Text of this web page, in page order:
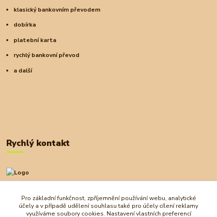
klasický bankovním převodem
dobírka
platební karta
rychlý bankovní převod
a další
Rychlý kontakt
+420 727 972 830
obchod@ostrovherahlavolamu.cz
Pro základní funkčnost, zpříjemnění používání webu, analytické
účely a v případě udělení souhlasu také pro účely cílení reklamy
využíváme soubory cookies. Nastavení vlastních preferencí